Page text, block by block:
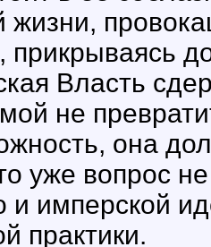
жизни,
прикрываясь
Власть
не
она
уже вопрос
и имперской
практики.